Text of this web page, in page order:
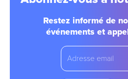
Restez informé de
événements et
email